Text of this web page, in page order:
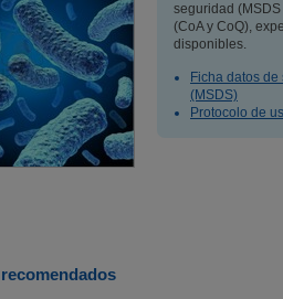
seguridad
(CoA y CoQ),
disponibles.
Ficha datos de
(MSDS)
Protocolo de